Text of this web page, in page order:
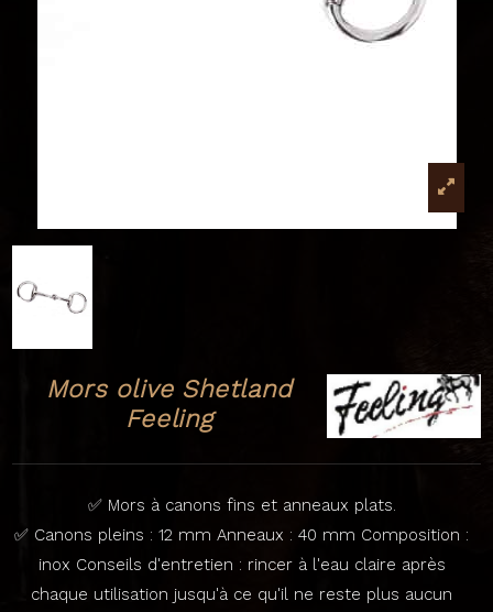
Mors olive Shetland
Feeling
✅ Mors à canons fins et anneaux plats.
✅ Canons pleins : 12 mm Anneaux : 40 mm Composition :
inox Conseils d'entretien : rincer à l'eau claire après
chaque utilisation jusqu'à ce qu'il ne reste plus aucun